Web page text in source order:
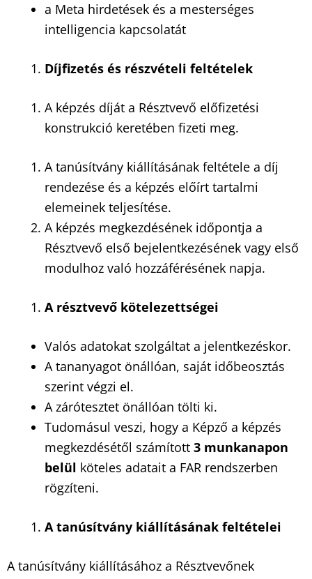
a Meta hirdetések és a mesterséges
intelligencia kapcsolatát
Díjfizetés és részvételi feltételek
A képzés díját a Résztvevő előfizetési
konstrukció keretében fizeti meg.
A tanúsítvány kiállításának feltétele a díj
rendezése és a képzés előírt tartalmi
elemeinek teljesítése.
A képzés megkezdésének időpontja a
Résztvevő első bejelentkezésének vagy első
modulhoz való hozzáférésének napja.
A résztvevő kötelezettségei
Valós adatokat szolgáltat a jelentkezéskor.
A tananyagot önállóan, saját időbeosztás
szerint végzi el.
A zárótesztet önállóan tölti ki.
Tudomásul veszi, hogy a Képző a képzés
megkezdésétől számított 3 munkanapon
belül köteles adatait a FAR rendszerben
rögzíteni.
A tanúsítvány kiállításának feltételei
A tanúsítvány kiállításához a Résztvevőnek